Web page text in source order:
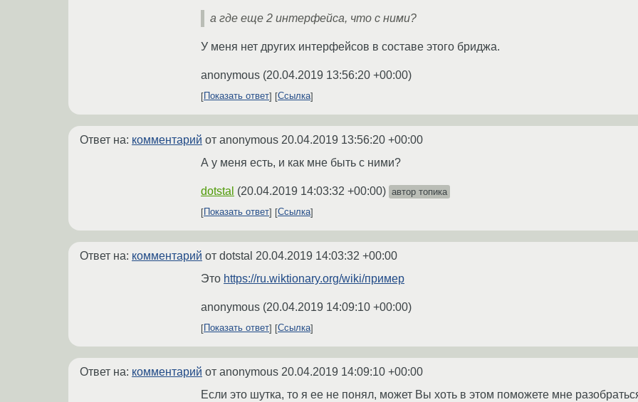
а где еще 2 интерфейса, что с ними?
У меня нет других интерфейсов в составе этого бриджа.
anonymous (20.04.2019 13:56:20 +00:00)
Показать ответ Ссылка
Ответ на: комментарий от anonymous 20.04.2019 13:56:20 +00:00
А у меня есть, и как мне быть с ними?
dotstal (20.04.2019 14:03:32 +00:00) автор топика
Показать ответ
Ссылка
Ответ на: комментарий от dotstal 20.04.2019 14:03:32 +00:00
Это https://ru.wiktionary.org/wiki/пример
anonymous (20.04.2019 14:09:10 +00:00)
Показать ответ Ссылка
Ответ на: комментарий от anonymous 20.04.2019 14:09:10 +00:00
Если это шутка, то я ее не понял, может Вы хоть в этом поможете мне